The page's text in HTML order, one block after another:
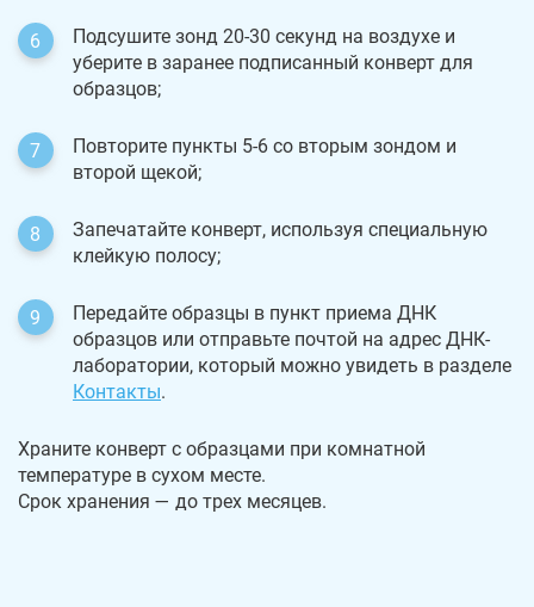
Подсушите зонд 20-30 секунд на воздухе и
уберите в заранее подписанный конверт для
образцов;
Повторите пункты 5-6 со вторым зондом и
второй щекой;
Запечатайте конверт, используя специальную
клейкую полосу;
Передайте образцы в пункт приема ДНК
образцов или отправьте почтой на адрес ДНК-
лаборатории, который можно увидеть в разделе
Контакты.
Храните конверт с образцами при комнатной
температуре в сухом месте.
Срок хранения — до трех месяцев.